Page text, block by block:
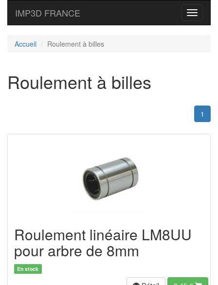
Toggle
IMP3D FRANCE
Accueil Roulement à billes
Roulement à billes
1
Roulement linéaire LM8UU
pour arbre de 8mm
En stock